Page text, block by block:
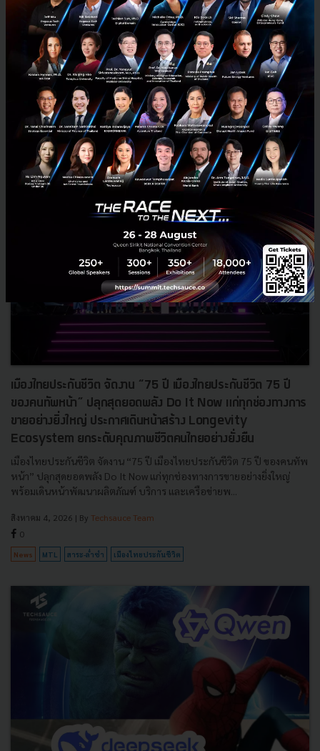
ชีพ ไหลเข้าครบ
Google Health 5.05 เพิ่มการซิงก์ข้อมูลสองทางกับ Apple Health ทำให้
ข้อมูล Fitbit ทั้งการออกกำลังกาย การนอน สัญญาณชีพ และจำนวนก้าว ส่ง
เข้า Apple Health ได้โดยตรง ปิดฉากยุคต้องพึ่งแอป...
สิงหาคม 4, 2026 | By
Techsauce Team
HealthTech iOS Apple Google Fitbit
เมืองไทยประกันชีวิต จัดงาน “75 ปี เมืองไทยประกันชีวิต 75 ปี
ของคนทัพหน้า” ปลุกสุดยอดพลัง Do It Now แก่ทุกช่องทางการ
ขายอย่างยิ่งใหญ่ ประกาศเดินหน้าสร้าง Longevity
Ecosystem ยกระดับคุณภาพชีวิตคนไทยอย่างยั่งยืน
เมืองไทยประกันชีวิต จัดงาน “75 ปี เมืองไทยประกันชีวิต 75 ปี ของคนทัพ
หน้า” ปลุกสุดยอดพลัง Do It Now แก่ทุกช่องทางการขายอย่างยิ่งใหญ่
พร้อมเดินหน้าพัฒนาผลิตภัณฑ์ บริการ และเครือข่ายพ...
สิงหาคม 4, 2026 | By Techsauce Team
0
News MTL สาระ-ล่ำซำ เมืองไทยประกันชีวิต